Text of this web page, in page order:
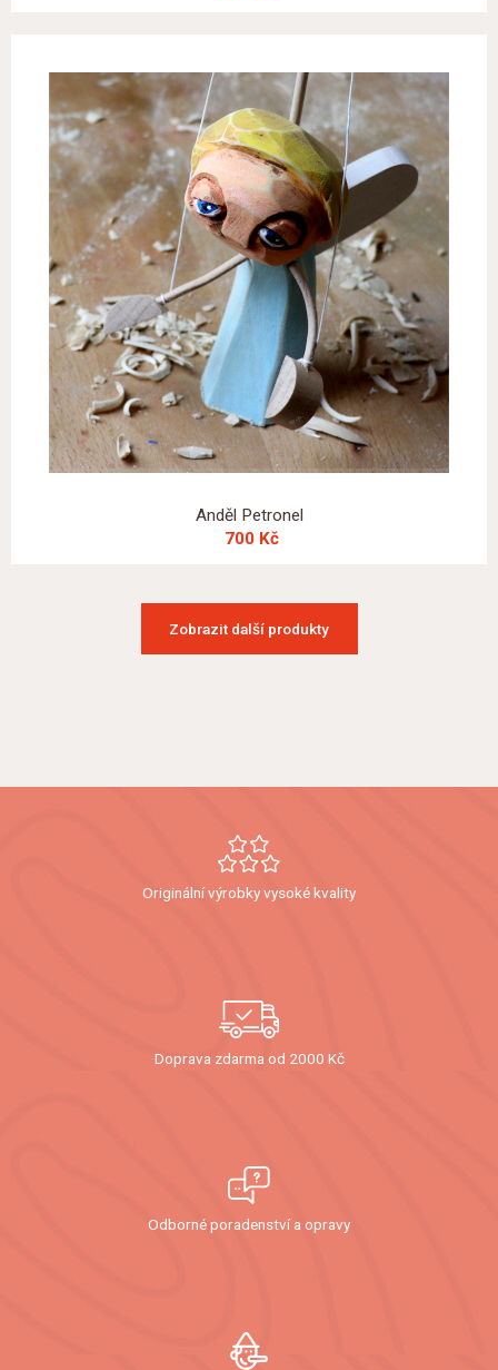
Anděl Petronel
700 Kč
Zobrazit další produkty
Originální výrobky vysoké kvality
Doprava zdarma od 2000 Kč
Odborné poradenství a opravy